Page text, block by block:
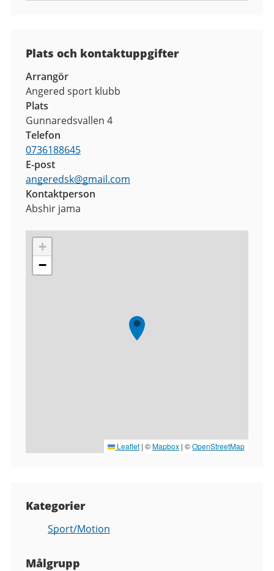
Plats och kontaktuppgifter
Arrangör
Angered sport klubb
Plats
Gunnaredsvallen 4
Telefon
0736188645
E-post
angeredsk@gmail.com
Kontaktperson
Abshir jama
+
−
Leaflet | ©Mapbox | ©OpenStreetMap
Kategorier
Sport/Motion
Målgrupp